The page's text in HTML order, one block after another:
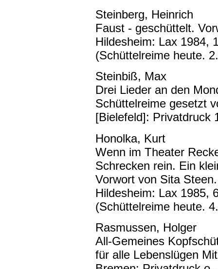
Steinberg, Heinrich
Faust - geschüttelt.
Hildesheim: Lax 1984,
(Schüttelreime heute.
Steinbiß, Max
Drei Lieder an den
Schüttelreime gesetzt
[Bielefeld]: Privatdruck
Honolka, Kurt
Wenn im Theater
Schrecken rein. Ein
Vorwort von Sita
Hildesheim: Lax 1985,
(Schüttelreime heute.
Rasmussen, Holger
All-Gemeines
für alle Lebenslügen